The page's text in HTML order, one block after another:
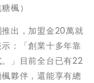
楓）
出，加盟金20萬就
：「創業十多年靠
」目前全台已有22
夥伴，還能享有總